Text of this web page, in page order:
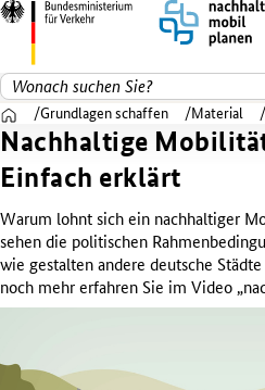
Suchen nach
Zur Startseite
Grundlagen schaffen Material
Nachhaltige
Einfach erklärt
Warum lohnt sich ein nachhaltiger
sehen die politischen
wie gestalten andere deutsche
noch mehr erfahren Sie im Video